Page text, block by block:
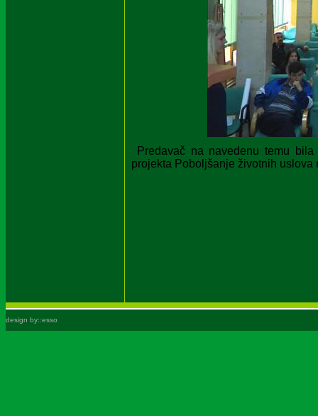
Predavač na navedenu temu
projekta Poboljšanje životnih uslova
design by::esso